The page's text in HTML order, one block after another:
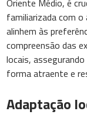
Oriente Médio, é
familiarizada com o
alinhem às
compreensão das
locais,
forma atraente e
Adaptação